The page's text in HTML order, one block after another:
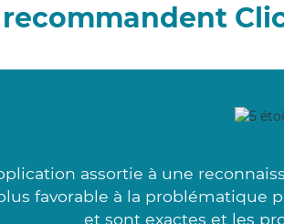
assortie à une
favorable à la problématique
et sont exactes et les